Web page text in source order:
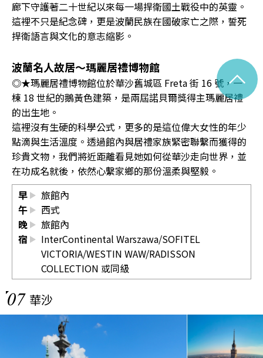
廊下守護著二十世紀以來每一場捍衛國土戰役中的英靈。
這裡不只是紀念碑，更是波蘭民族在國破家亡之際，誓死
捍衛語言與文化的意志縮影。
波蘭名人故居～瑪麗居禮博物館
◎★瑪麗居禮博物館位於華沙舊城區 Freta 街 16 號，一
棟 18 世紀的鵝黃色建築，是兩屆諾貝爾獎得主瑪麗居禮
的出生地。
這裡沒有生硬的科學公式，更多的是這位偉大女性的年少
點滴與生活溫度。透過館內與居禮家族緊密聯繫而獲得的
珍貴文物，我們將近距離看見她如何從華沙走向世界，並
在功成名就後，依然心繫家鄉的那份溫柔與堅毅。
早
旅館內
午
西式
晚
旅館內
宿
InterContinental Warszawa/SOFITEL
VICTORIA/WESTIN WAW/RADISSON
COLLECTION 或同級
07 華沙
^